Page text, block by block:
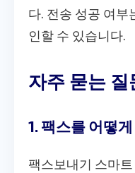
다. 전송 성공 여부
인할 수 있습니다.
자주 묻는 질
1. 팩스를 어떻
팩스보내기 스마